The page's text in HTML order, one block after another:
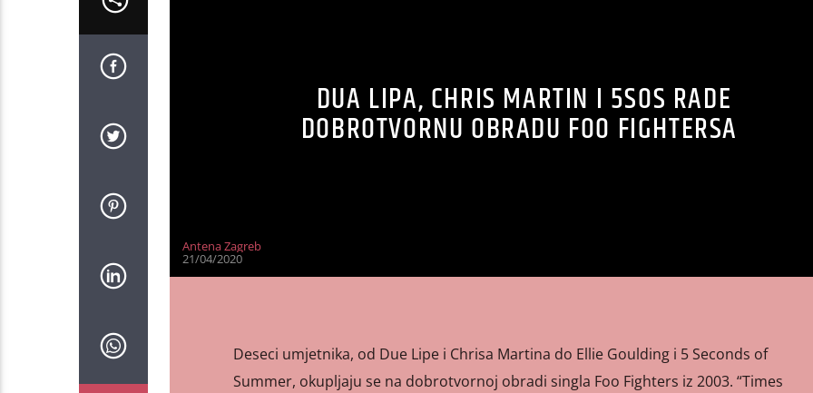
DUA LIPA, CHRIS MARTIN I 5SOS RADE
DOBROTVORNU OBRADU FOO FIGHTERSA
Antena Zagreb
21/04/2020
Deseci umjetnika, od Due Lipe i Chrisa Martina do Ellie Goulding i 5 Seconds of
Summer, okupljaju se na dobrotvornoj obradi singla Foo Fighters iz 2003. “Times